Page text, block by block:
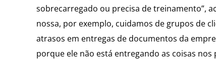
sobrecarregado ou precisa de treinamento”,
nossa, por exemplo, cuidamos de grupos de
atrasos em entregas de documentos da
porque ele não está entregando as coisas nos